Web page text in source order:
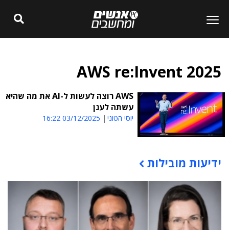
AWS re:Invent 2025
AWS רוצה לעשות ל-AI את מה שהיא
עשתה לענן
יוסי הטוני 03/12/2025 16:22
תוכן פרסומי
ידיעות מובילות